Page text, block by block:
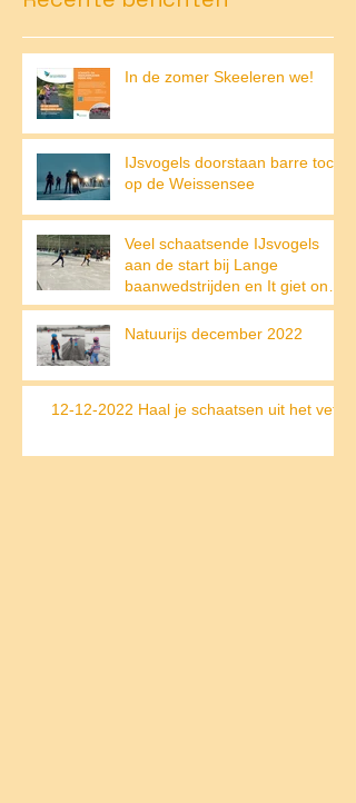
In de zomer Skeeleren we!
IJsvogels doorstaan barre tocht
op de Weissensee
Veel schaatsende IJsvogels
aan de start bij Lange
baanwedstrijden en It giet on
op de Weissensee
Natuurijs december 2022
12-12-2022 Haal je schaatsen uit het vet!